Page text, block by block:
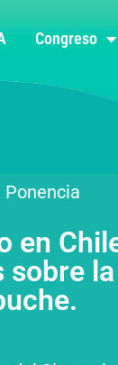
Congreso
Ponencia
en